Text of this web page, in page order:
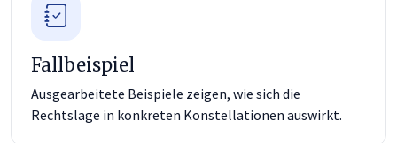
Fallbeispiel
Ausgearbeitete Beispiele zeigen, wie sich die
Rechtslage in konkreten Konstellationen auswirkt.